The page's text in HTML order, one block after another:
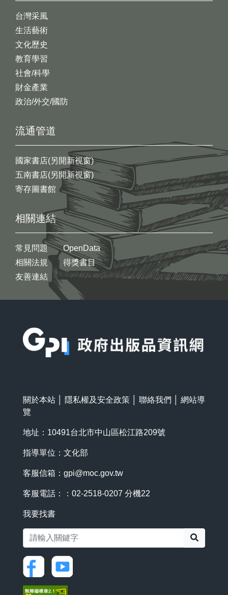
台灣采風
生活藝術
文化歷史
教育學習
社會/科學
財金產業
政治/外交/國防
流通管道
國家書店(另開新視窗)
五南書店(另開新視窗)
寄存圖書館
相關連結
常見問題
相關法規
友善連結
OpenData
得獎書目
關於本站 隱私權及安全政策 聯絡我們
網站導
覽
地址：10491台北市中山區松江路209號
指導單位：文化部
客服信箱： gpi@moc.gov.tw
客服電話：：02-2518-0207 分機22
我要找書